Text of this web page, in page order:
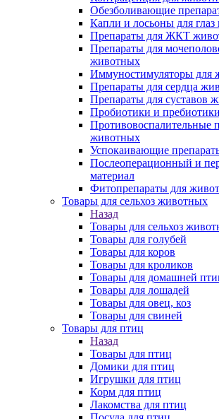
Обезболивающие
Капли и лосьоны для
Препараты для ЖКТ
Препараты для
животных
Иммуностимуляторы для
Препараты для сердца
Препараты для суставов
Пробиотики и
Противовоспалительные
животных
Успокаивающие
Послеоперационный и
материал
Фитопрепараты для
Товары для сельхоз животных
Назад
Товары для сельхоз
Товары для голубей
Товары для коров
Товары для кроликов
Товары для домашней
Товары для лошадей
Товары для овец, коз
Товары для свиней
Товары для птиц
Назад
Товары для птиц
Домики для птиц
Игрушки для птиц
Корм для птиц
Лакомства для птиц